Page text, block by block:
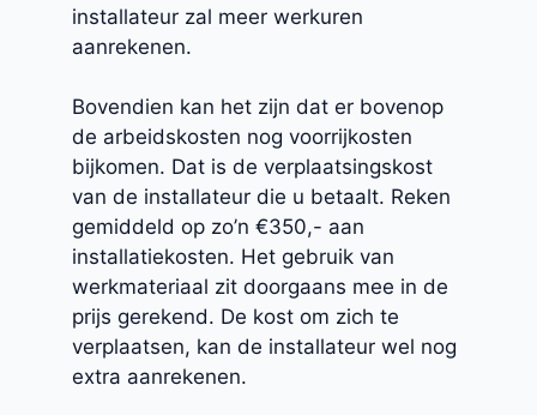
installateur zal meer werkuren
aanrekenen.
Bovendien kan het zijn dat er bovenop
de arbeidskosten nog voorrijkosten
bijkomen. Dat is de verplaatsingskost
van de installateur die u betaalt. Reken
gemiddeld op zo’n €350,- aan
installatiekosten. Het gebruik van
werkmateriaal zit doorgaans mee in de
prijs gerekend. De kost om zich te
verplaatsen, kan de installateur wel nog
extra aanrekenen.